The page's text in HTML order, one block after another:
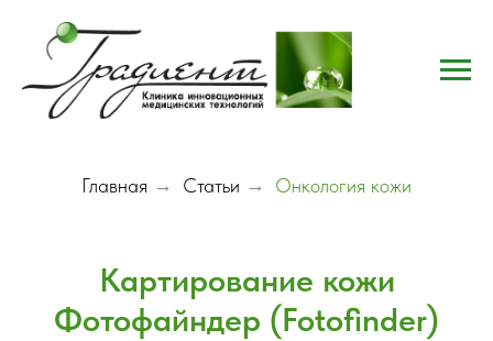
Главная → Статьи → Онкология кожи
Картирование кожи
Фотофайндер (Fotofinder)